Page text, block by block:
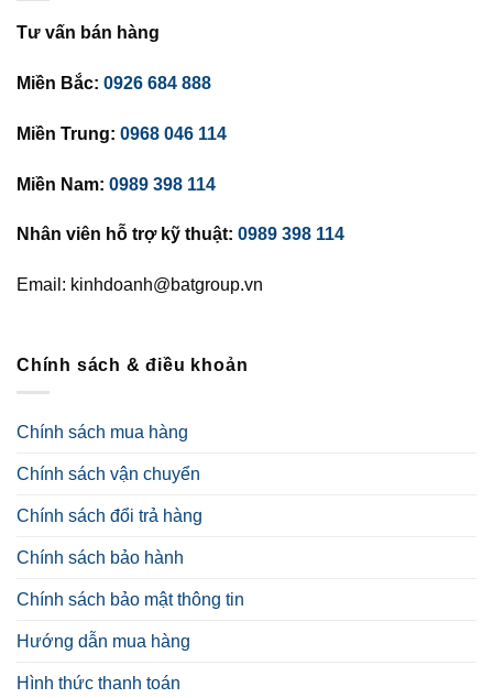
Tư vấn bán hàng
Miền Bắc: 0926 684 888
Miền Trung: 0968 046 114
Miền Nam: 0989 398 114
Nhân viên hỗ trợ kỹ thuật: 0989 398 114
Email: kinhdoanh@batgroup.vn
Chính sách & điều khoản
Chính sách mua hàng
Chính sách vận chuyển
Chính sách đổi trả hàng
Chính sách bảo hành
Chính sách bảo mật thông tin
Hướng dẫn mua hàng
Hình thức thanh toán